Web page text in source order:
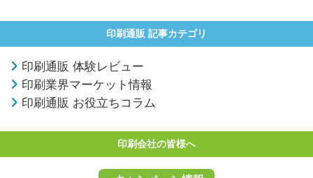
印刷通販 記事カテゴリ
印刷通販 体験レビュー
印刷業界マーケット情報
印刷通販 お役立ちコラム
印刷会社の皆様へ